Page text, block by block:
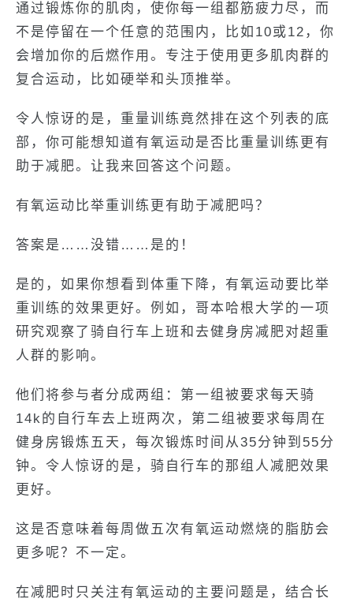
通过锻炼你的肌肉，使你每一组都筋疲力尽，而
不是停留在一个任意的范围内，比如10或12，你
会增加你的后燃作用。专注于使用更多肌肉群的
复合运动，比如硬举和头顶推举。
令人惊讶的是，重量训练竟然排在这个列表的底
部，你可能想知道有氧运动是否比重量训练更有
助于减肥。让我来回答这个问题。
有氧运动比举重训练更有助于减肥吗？
答案是……没错……是的！
是的，如果你想看到体重下降，有氧运动要比举
重训练的效果更好。例如，哥本哈根大学的一项
研究观察了骑自行车上班和去健身房减肥对超重
人群的影响。
他们将参与者分成两组：第一组被要求每天骑
14k的自行车去上班两次，第二组被要求每周在
健身房锻炼五天，每次锻炼时间从35分钟到55分
钟。令人惊讶的是，骑自行车的那组人减肥效果
更好。
这是否意味着每周做五次有氧运动燃烧的脂肪会
更多呢？不一定。
在减肥时只关注有氧运动的主要问题是，结合长